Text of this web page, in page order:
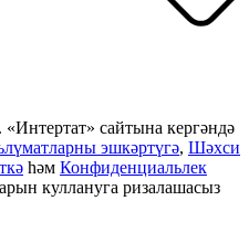
сайтына кергәндә
эшкәртүгә, Шәхси
һәм Конфиденциальлек
куллануга ризалашасыз